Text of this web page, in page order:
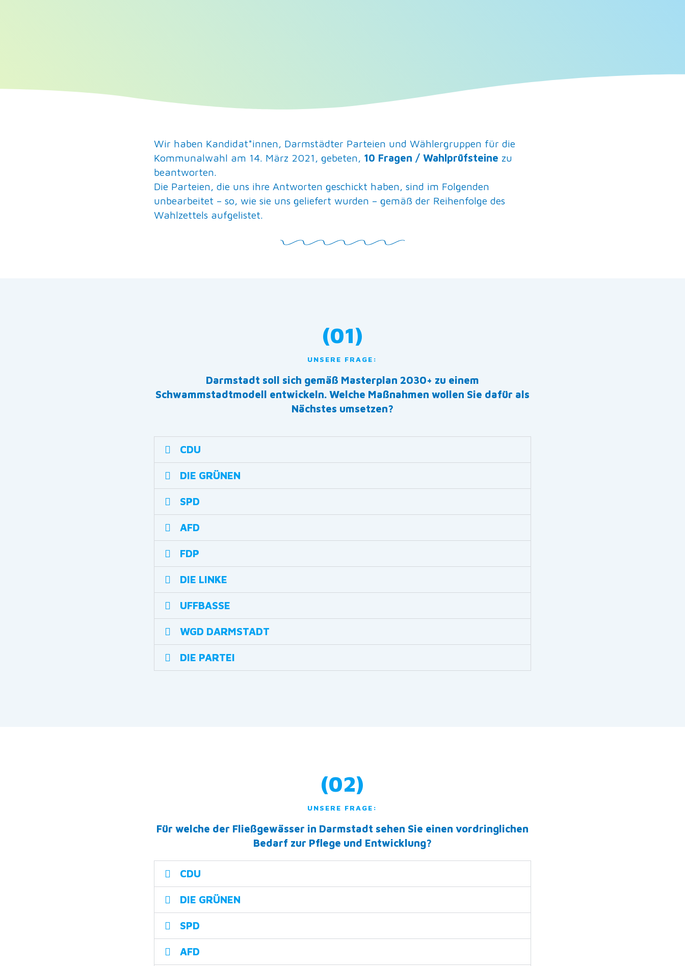
Wir haben Kandidat*innen, Darmstädter Parteien und Wählergruppen für die
Kommunalwahl am 14. März 2021, gebeten, 10 Fragen / Wahlprüfsteine zu
beantworten.
Die Parteien, die uns ihre Antworten geschickt haben, sind im Folgenden
unbearbeitet – so, wie sie uns geliefert wurden – gemäß der Reihenfolge des
Wahlzettels aufgelistet.
(01)
UNSERE FRAGE:
Darmstadt soll sich gemäß Masterplan 2030+ zu einem
Schwammstadtmodell entwickeln. Welche Maßnahmen wollen Sie dafür als
Nächstes umsetzen?
CDU
DIE GRÜNEN
SPD
AFD
FDP
DIE LINKE
UFFBASSE
WGD DARMSTADT
DIE PARTEI
(02)
UNSERE FRAGE:
Für welche der Fließgewässer in Darmstadt sehen Sie einen vordringlichen
Bedarf zur Pflege und Entwicklung?
CDU
DIE GRÜNEN
SPD
AFD